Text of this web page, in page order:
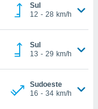
Sul
12 - 28 km/h
Sul
13 - 29 km/h
Sudoeste
16 - 34 km/h